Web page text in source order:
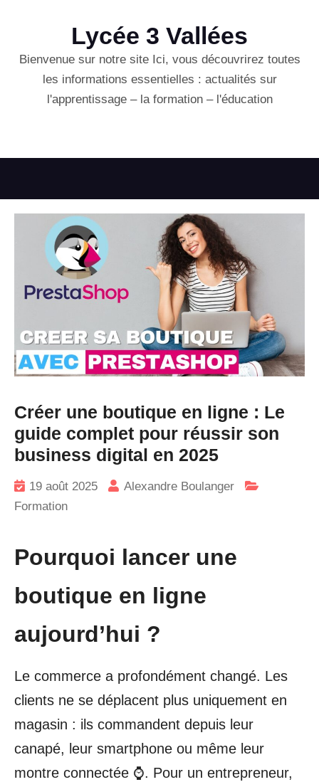
Lycée 3 Vallées
Bienvenue sur notre site Ici, vous découvrirez toutes
les informations essentielles : actualités sur
l'apprentissage – la formation – l'éducation
Créer une boutique en ligne : Le
guide complet pour réussir son
business digital en 2025
19 août 2025
Alexandre Boulanger
Formation
Pourquoi lancer une
boutique en ligne
aujourd’hui ?
Le commerce a profondément changé. Les
clients ne se déplacent plus uniquement en
magasin : ils commandent depuis leur
canapé, leur smartphone ou même leur
montre connectée ⌚. Pour un entrepreneur,